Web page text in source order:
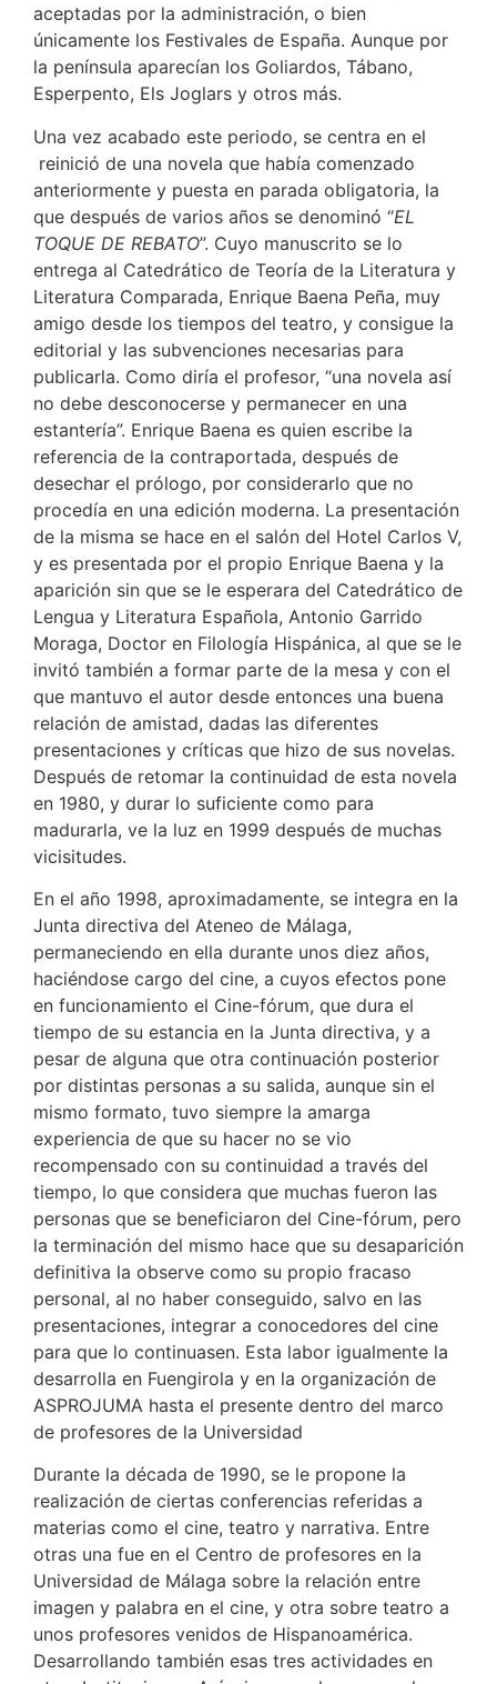
aceptadas por la administración, o bien
únicamente los Festivales de España. Aunque por
la península aparecían los Goliardos, Tábano,
Esperpento, Els Joglars y otros más.
Una vez acabado este periodo, se centra en el
reinició de una novela que había comenzado
anteriormente y puesta en parada obligatoria, la
que después de varios años se denominó “EL
TOQUE DE REBATO”. Cuyo manuscrito se lo
entrega al Catedrático de Teoría de la Literatura y
Literatura Comparada, Enrique Baena Peña, muy
amigo desde los tiempos del teatro, y consigue la
editorial y las subvenciones necesarias para
publicarla. Como diría el profesor, “una novela así
no debe desconocerse y permanecer en una
estantería”. Enrique Baena es quien escribe la
referencia de la contraportada, después de
desechar el prólogo, por considerarlo que no
procedía en una edición moderna. La presentación
de la misma se hace en el salón del Hotel Carlos V,
y es presentada por el propio Enrique Baena y la
aparición sin que se le esperara del Catedrático de
Lengua y Literatura Española, Antonio Garrido
Moraga, Doctor en Filología Hispánica, al que se le
invitó también a formar parte de la mesa y con el
que mantuvo el autor desde entonces una buena
relación de amistad, dadas las diferentes
presentaciones y críticas que hizo de sus novelas.
Después de retomar la continuidad de esta novela
en 1980, y durar lo suficiente como para
madurarla, ve la luz en 1999 después de muchas
vicisitudes.
En el año 1998, aproximadamente, se integra en la
Junta directiva del Ateneo de Málaga,
permaneciendo en ella durante unos diez años,
haciéndose cargo del cine, a cuyos efectos pone
en funcionamiento el Cine-fórum, que dura el
tiempo de su estancia en la Junta directiva, y a
pesar de alguna que otra continuación posterior
por distintas personas a su salida, aunque sin el
mismo formato, tuvo siempre la amarga
experiencia de que su hacer no se vio
recompensado con su continuidad a través del
tiempo, lo que considera que muchas fueron las
personas que se beneficiaron del Cine-fórum, pero
la terminación del mismo hace que su desaparición
definitiva la observe como su propio fracaso
personal, al no haber conseguido, salvo en las
presentaciones, integrar a conocedores del cine
para que lo continuasen. Esta labor igualmente la
desarrolla en Fuengirola y en la organización de
ASPROJUMA hasta el presente dentro del marco
de profesores de la Universidad
Durante la década de 1990, se le propone la
realización de ciertas conferencias referidas a
materias como el cine, teatro y narrativa. Entre
otras una fue en el Centro de profesores en la
Universidad de Málaga sobre la relación entre
imagen y palabra en el cine, y otra sobre teatro a
unos profesores venidos de Hispanoamérica.
Desarrollando también esas tres actividades en